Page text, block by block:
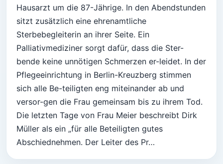
Hausarzt um die 87-Jährige. In den Abendstunden
sitzt zusätzlich eine ehrenamtliche
Sterbebegleiterin an ihrer Seite. Ein
Palliativmediziner sorgt dafür, dass die Ster-
bende keine unnötigen Schmerzen er-leidet. In der
Pflegeeinrichtung in Berlin-Kreuzberg stimmen
sich alle Be-teiligten eng miteinander ab und
versor-gen die Frau gemeinsam bis zu ihrem Tod.
Die letzten Tage von Frau Meier beschreibt Dirk
Müller als ein „für alle Beteiligten gutes
Abschiednehmen. Der Leiter des Pr…